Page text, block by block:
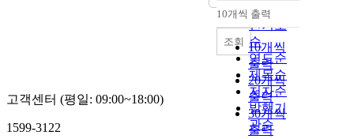
순
인기도
순
연도순
제목순
저자순
발행기
관순
내림차순
10개씩 출력
10개씩
출력
20개씩
출력
30개씩
출력
조회
고객센터 (평일: 09:00~18:00)
1599-3122